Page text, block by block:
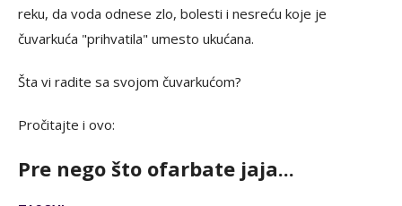
reku, da voda odnese zlo, bolesti i nesreću koje je
čuvarkuća "prihvatila" umesto ukućana.
Šta vi radite sa svojom čuvarkućom?
Pročitajte i ovo:
Pre nego što ofarbate jaja...